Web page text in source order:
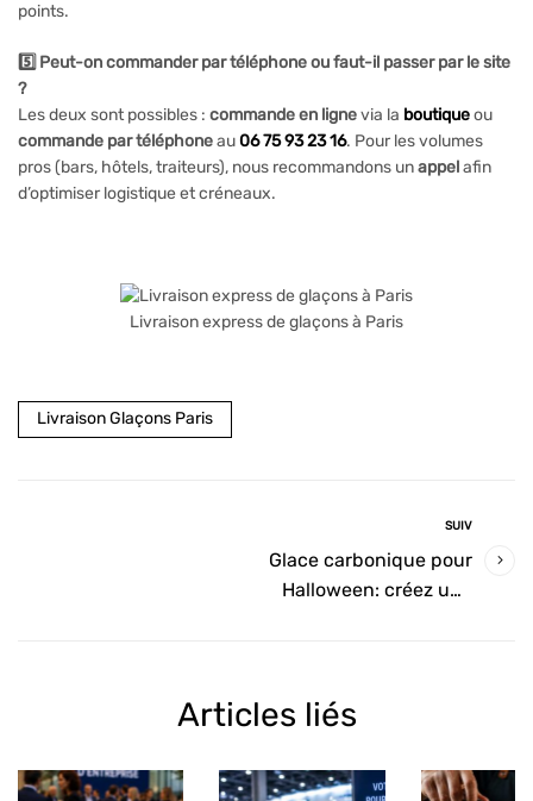
points.
5️⃣ Peut-on commander par téléphone ou faut-il passer par le site
?
Les deux sont possibles : commande en lignevia la boutiqueou
commande par téléphoneau06 75 93 23 16. Pour les volumes
pros (bars, hôtels, traiteurs), nous recommandons unappelafin
d’optimiser logistique et créneaux.
Livraison express de glaçons à Paris
Livraison Glaçons Paris
SUIV
Glace carbonique pour
Halloween: créez une
Articles liés